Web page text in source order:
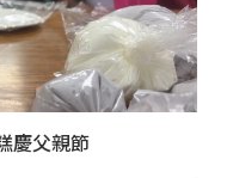
慶父親節